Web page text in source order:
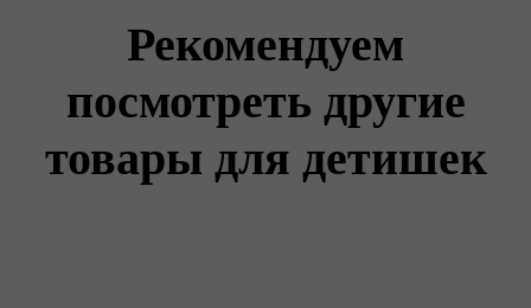
Рекомендуем
посмотреть другие
товары для детишек